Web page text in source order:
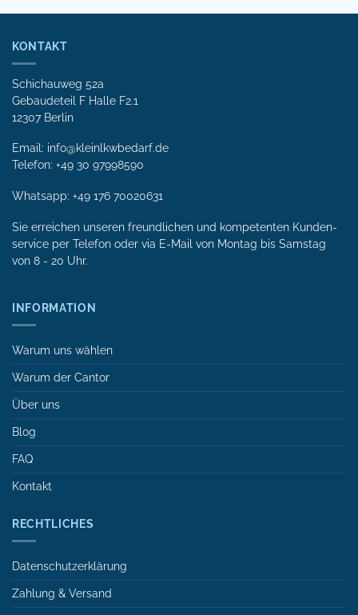
KONTAKT
Schichauweg 52a
Gebaudeteil F Halle F2.1
12307 Berlin
Email: info@kleinlkwbedarf.de
Telefon: +49 30 97998590
Whatsapp: +49 176 70020631
Sie erreichen unseren freundlichen und kompetenten Kunden­
service per Tele­fon oder via E-Mail von Mon­tag bis Samstag
von 8 - 20 Uhr.
INFORMATION
Warum uns wählen
Warum der Cantor
Über uns
Blog
FAQ
Kontakt
RECHTLICHES
Datenschutzerklärung
Zahlung & Versand